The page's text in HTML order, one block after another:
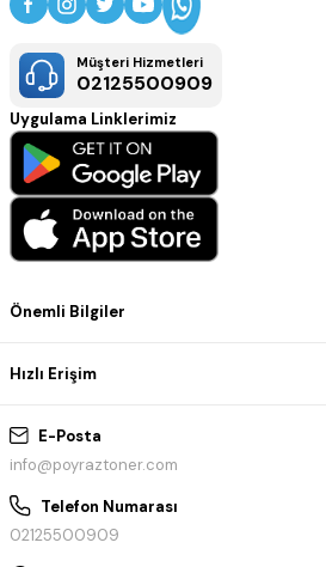
E-Posta
info@poyraztoner.com
Telefon Numarası
02125500909
Önemli Bilgiler
Hızlı Erişim
Müşteri Hizmetleri
02125500909
Uygulama Linklerimiz